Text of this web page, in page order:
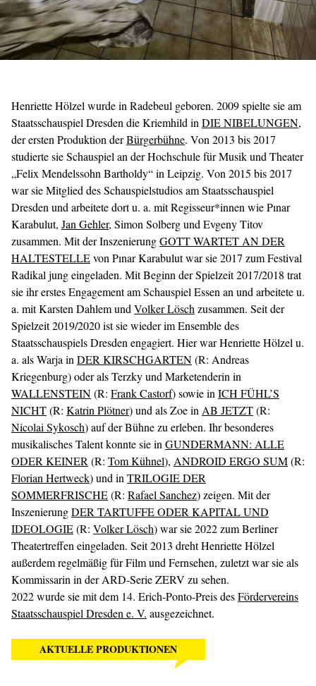
Henriette Hölzel wurde in Radebeul geboren. 2009 spielte sie am
Staatsschauspiel Dresden die Kriemhild in DIE NIBELUNGEN,
der ersten Produktion derBürgerbühne. Von 2013 bis 2017
studierte sie Schauspiel an der Hochschule für Musik und Theater
„Felix Mendelssohn Bartholdy“ in Leipzig. Von 2015 bis 2017
war sie Mitglied des Schauspielstudios am Staatsschauspiel
Dresden und arbeitete dort u. a. mit Regisseur*innen wie Pınar
Karabulut, Jan Gehler, Simon Solberg und Evgeny Titov
zusammen. Mit der InszenierungGOTT WARTET AN DER
HALTESTELLEvon Pınar Karabulut war sie 2017 zum Festival
Radikal jung eingeladen. Mit Beginn der Spielzeit 2017/2018 trat
sie ihr erstes Engagement am Schauspiel Essen an und arbeitete u.
a. mit Karsten Dahlem und Volker Lösch zusammen. Seit der
Spielzeit 2019/2020 ist sie wieder im Ensemble des
Staatsschauspiels Dresden engagiert. Hier war Henriette Hölzel u.
a. als Warja in DER KIRSCHGARTEN(R: Andreas
Kriegenburg) oder als Terzky und Marketenderin in
WALLENSTEIN(R: Frank Castorf) sowie in ICH FÜHL’S
NICHT(R: Katrin Plötner) und als Zoe in AB JETZT(R:
Nicolai Sykosch) auf der Bühne zu erleben. Ihr besonderes
musikalisches Talent konnte sie in GUNDERMANN: ALLE
ODER KEINER (R: Tom Kühnel), ANDROID ERGO SUM(R:
Florian Hertweck) und in TRILOGIE DER
SOMMERFRISCHE(R: Rafael Sanchez) zeigen. Mit der
InszenierungDER TARTUFFE ODER KAPITAL UND
IDEOLOGIE(R: Volker Lösch) war sie 2022 zum Berliner
Theatertreffen eingeladen. Seit 2013 dreht Henriette Hölzel
außerdem regelmäßig für Film und Fernsehen, zuletzt war sie als
Kommissarin in der ARD-Serie ZERV zu sehen.
2022 wurde sie mit dem 14. Erich-Ponto-Preis desFördervereins
Staatsschauspiel Dresden e. V. ausgezeichnet.
AKTUELLE PRODUKTIONEN